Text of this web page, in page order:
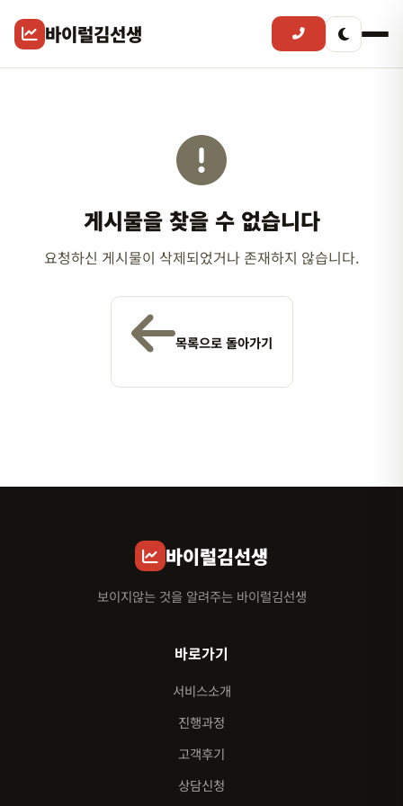
바이럴김선생
게시물을 찾을 수 없습니다
요청하신 게시물이 삭제되었거나 존재하지 않습니다.
목록으로 돌아가기
바이럴김선생
보이지않는 것을 알려주는 바이럴김선생
바로가기
서비스소개
진행과정
고객후기
상담신청